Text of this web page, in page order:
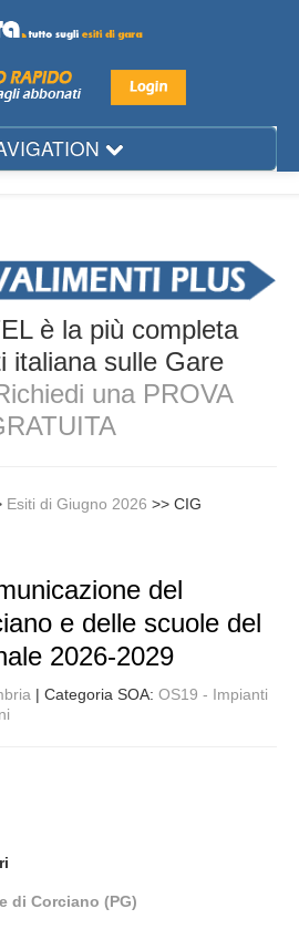
è la più completa
italiana sulle Gare
una PROVA
Esiti di Giugno 2026 >> CIG
del
e delle scuole del
2026-2029
| Categoria SOA: OS19 - Impianti
di Corciano (PG)